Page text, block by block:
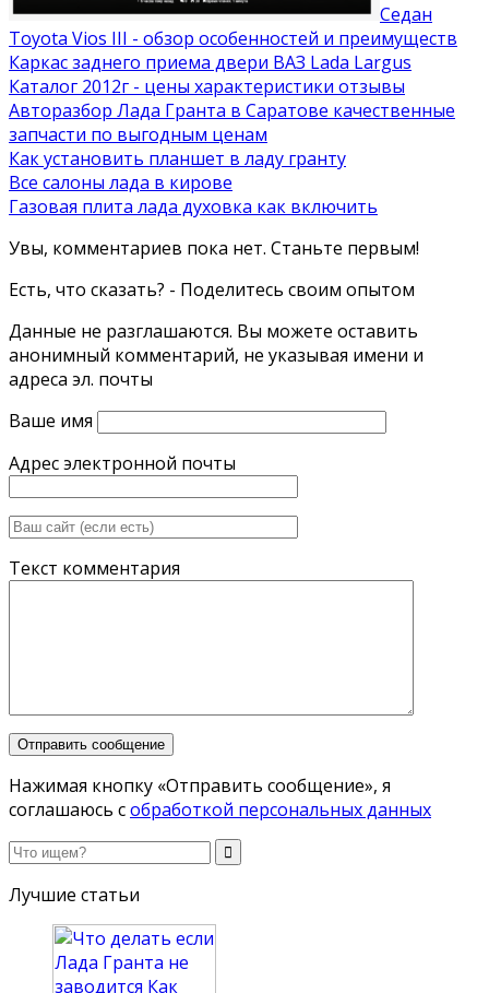
Седан
Toyota Vios III - обзор особенностей и преимуществ
Каркас заднего приема двери ВАЗ Lada Largus
Каталог 2012г - цены характеристики отзывы
Авторазбор Лада Гранта в Саратове качественные
запчасти по выгодным ценам
Как установить планшет в ладу гранту
Все салоны лада в кирове
Газовая плита лада духовка как включить
Увы, комментариев пока нет. Станьте первым!
Есть, что сказать? - Поделитесь своим опытом
Данные не разглашаются. Вы можете оставить
анонимный комментарий, не указывая имени и
адреса эл. почты
Ваше имя
Адрес электронной почты
Текст комментария
Нажимая кнопку «Отправить сообщение», я
соглашаюсь собработкой персональных данных
Лучшие статьи